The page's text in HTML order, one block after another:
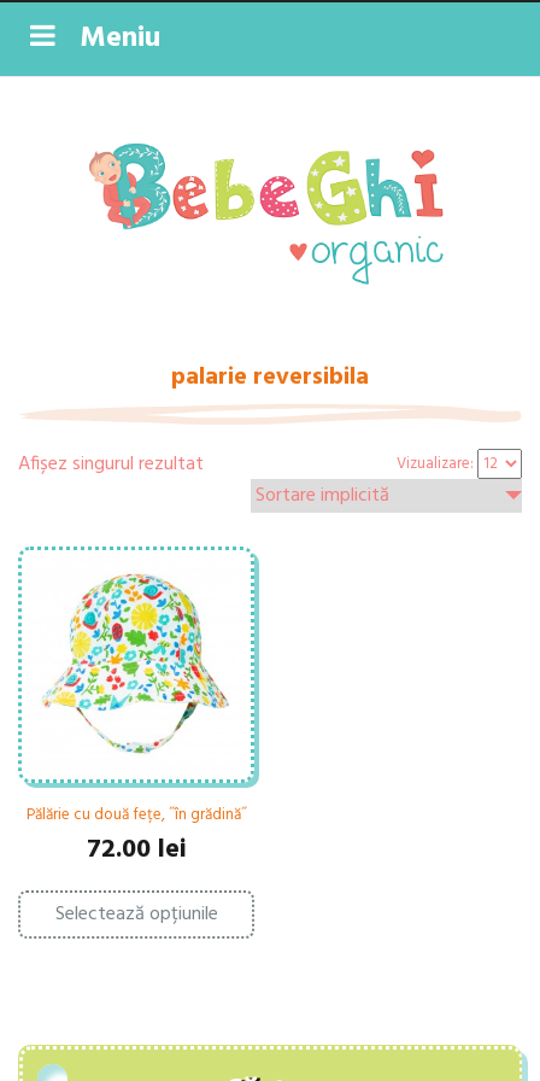
Meniu
palarie reversibila
Afișez singurul rezultat Vizualizare:
Pălărie cu două fețe, ˝în grădină˝
72.00 lei
Selectează opțiunile
Acest
produs
are
pot